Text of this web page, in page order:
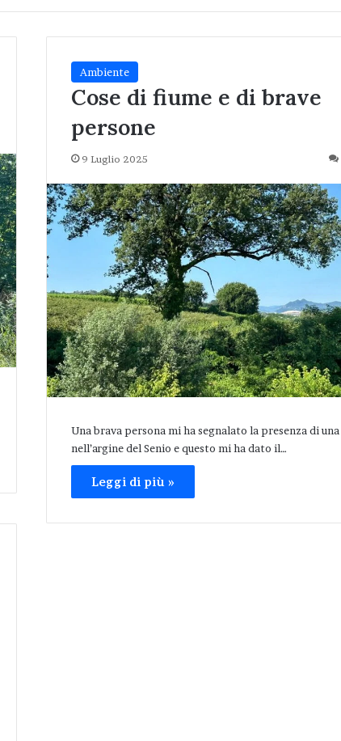
Ambiente
Cose di fiume e di brave
persone
9 Luglio 2025
Una brava persona mi ha segnalato la presenza di
nell’argine del Senio e questo mi ha dato il…
Leggi di più »